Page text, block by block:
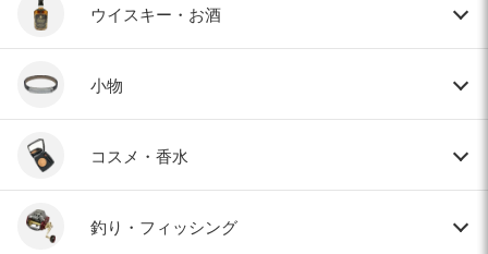
ウイスキー・お酒
小物
コスメ・香水
釣り・フィッシング